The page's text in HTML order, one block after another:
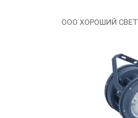
ООО ХОРОШИЙ СВЕТ